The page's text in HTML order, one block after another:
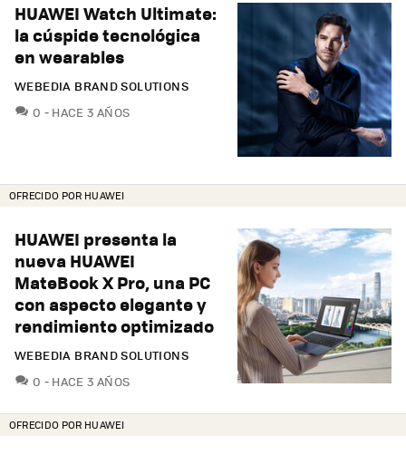
HUAWEI Watch Ultimate:
la cúspide tecnológica
en wearables
WEBEDIA BRAND SOLUTIONS
0 COMENTARIOS
HACE 3 AÑOS
OFRECIDO POR HUAWEI
HUAWEI presenta la
nueva HUAWEI
MateBook X Pro, una PC
con aspecto elegante y
rendimiento optimizado
WEBEDIA BRAND SOLUTIONS
0 COMENTARIOS
HACE 3 AÑOS
OFRECIDO POR HUAWEI